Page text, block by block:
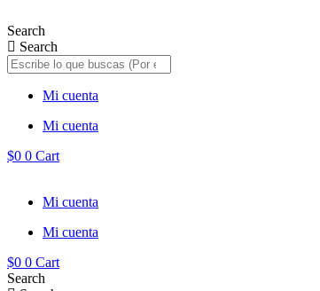
al
contenido
Search
Search
Mi cuenta
Mi cuenta
$0 0 Cart
Mi cuenta
Mi cuenta
$0 0 Cart
Search